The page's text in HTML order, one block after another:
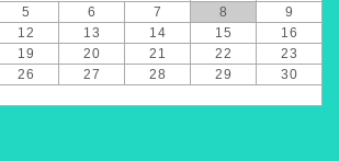
5 6 7 8
9
12 13 14 15
16
19 20 21 22
23
26 27 28 29
30